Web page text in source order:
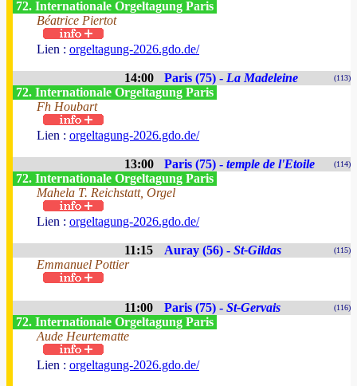
72. Internationale Orgeltagung Paris
Béatrice Piertot
Lien : orgeltagung-2026.gdo.de/
14:00 Paris (75) - La Madeleine (113)
72. Internationale Orgeltagung Paris
Fh Houbart
Lien : orgeltagung-2026.gdo.de/
13:00 Paris (75) - temple de l'Etoile (114)
72. Internationale Orgeltagung Paris
Mahela T. Reichstatt, Orgel
Lien : orgeltagung-2026.gdo.de/
11:15 Auray (56) - St-Gildas (115)
Emmanuel Pottier
11:00 Paris (75) - St-Gervais (116)
72. Internationale Orgeltagung Paris
Aude Heurtematte
Lien : orgeltagung-2026.gdo.de/